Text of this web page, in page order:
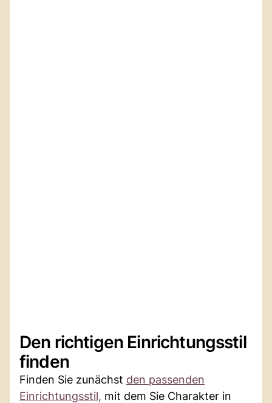
Den richtigen Einrichtungsstil
finden
Finden Sie zunächst den passenden
Einrichtungsstil, mit dem Sie Charakter in